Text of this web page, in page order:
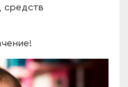
средств